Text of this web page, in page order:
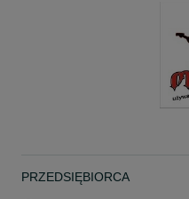
PRZEDSIĘBIORCA